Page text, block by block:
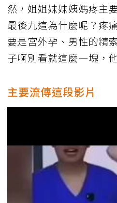
然，姐姐妹妹姨媽疼主
最後九這為什麼呢？疼
要是宮外孕、男性的精
子啊別看就這麼一塊，
主要流傳這段影片